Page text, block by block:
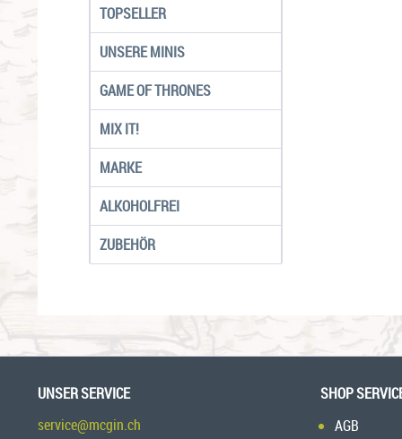
TOPSELLER
UNSERE MINIS
GAME OF THRONES
MIX IT!
MARKE
ALKOHOLFREI
ZUBEHÖR
UNSER SERVICE
service@mcgin.ch
SHOP
AGB